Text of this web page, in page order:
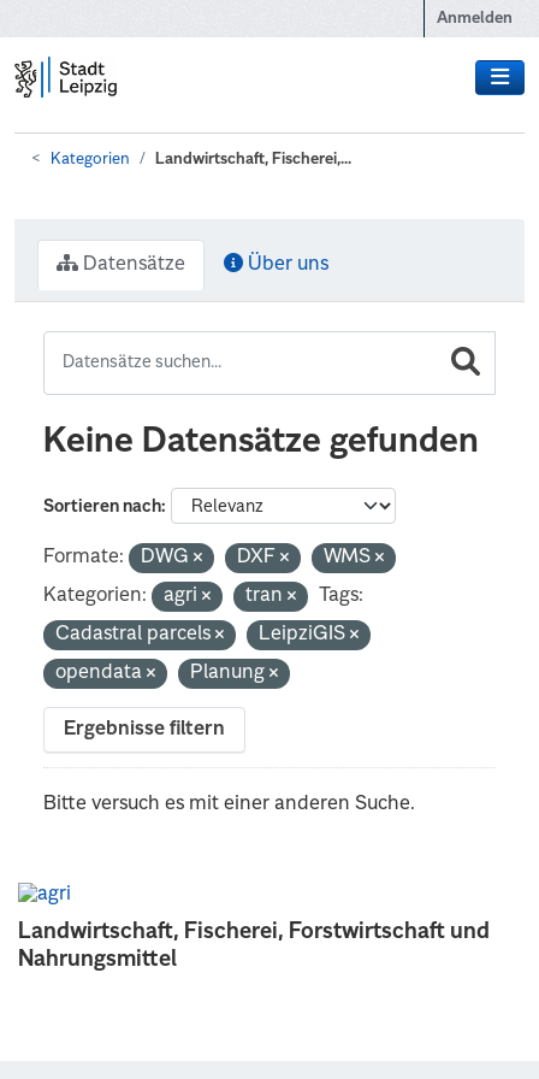
Anmelden
Kategorien Landwirtschaft, Fischerei,...
Landwirtschaft, Fischerei, Forstwirtschaft und
Nahrungsmittel
Datensätze Über uns
Keine Datensätze gefunden
Sortieren nach
Formate: DWG DXF
WMS
Kategorien:
agri tran
Tags:
Cadastral parcels
LeipziGIS
opendata
Planung
Ergebnisse filtern
Bitte versuch es mit einer anderen Suche.